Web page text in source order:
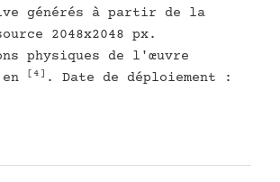
générés à partir de la
2048x2048 px.
physiques de l'œuvre
[4] . Date de déploiement :